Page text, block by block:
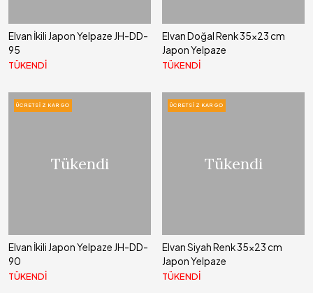
Elvan İkili Japon Yelpaze JH-DD-
95
TÜKENDİ
Elvan Doğal Renk 35x23 cm
Japon Yelpaze
TÜKENDİ
Tükendi
ÜCRETSIZ KARGO
Elvan İkili Japon Yelpaze JH-DD-
90
TÜKENDİ
Tükendi
ÜCRETSIZ KARGO
Elvan Siyah Renk 35x23 cm
Japon Yelpaze
TÜKENDİ